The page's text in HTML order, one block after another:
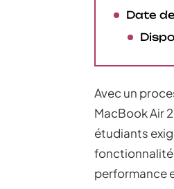
Date
Avec un
MacBook Air
étudiants
performance